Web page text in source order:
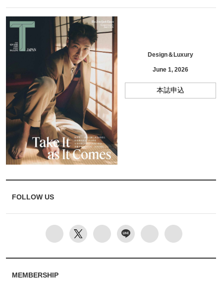
Design＆Luxury
June 1, 2026
本誌申込
FOLLOW US
MEMBERSHIP